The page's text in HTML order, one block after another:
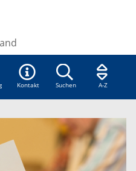
Kontakt Suchen A-Z